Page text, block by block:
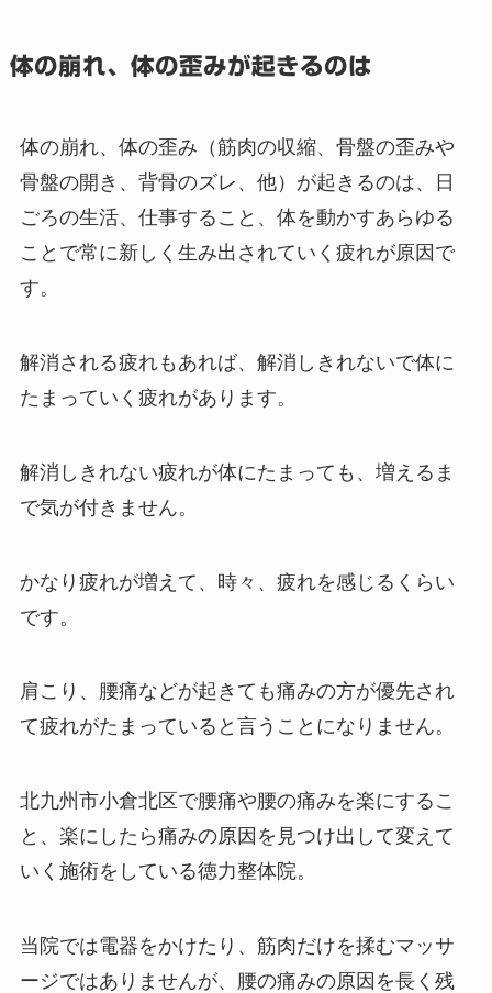
体の崩れ、体の歪みが起きるのは
体の崩れ、体の歪み（筋肉の収縮、骨盤の歪みや
骨盤の開き、背骨のズレ、他）が起きるのは、日
ごろの生活、仕事すること、体を動かすあらゆる
ことで常に新しく生み出されていく疲れが原因で
す。
解消される疲れもあれば、解消しきれないで体に
たまっていく疲れがあります。
解消しきれない疲れが体にたまっても、増えるま
で気が付きません。
かなり疲れが増えて、時々、疲れを感じるくらい
です。
肩こり、腰痛などが起きても痛みの方が優先され
て疲れがたまっていると言うことになりません。
北九州市小倉北区で腰痛や腰の痛みを楽にするこ
と、楽にしたら痛みの原因を見つけ出して変えて
いく施術をしている徳力整体院。
当院では電器をかけたり、筋肉だけを揉むマッサ
ージではありませんが、腰の痛みの原因を長く残